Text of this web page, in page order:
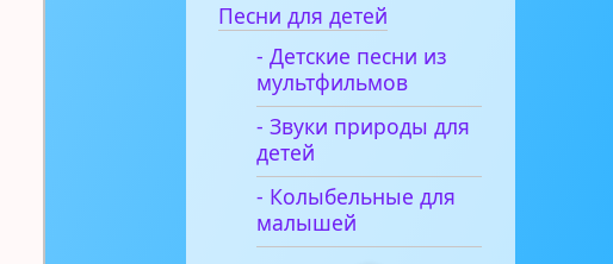
Песни для детей
- Детские песни из
мультфильмов
- Звуки природы для
детей
- Колыбельные для
малышей